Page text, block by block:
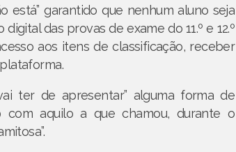
está” garantido que nenhum aluno seja
das provas de exame do 11.º e 12.º
aos itens de classificação, receber
ter de apresentar” alguma forma de
com aquilo a que chamou, durante o